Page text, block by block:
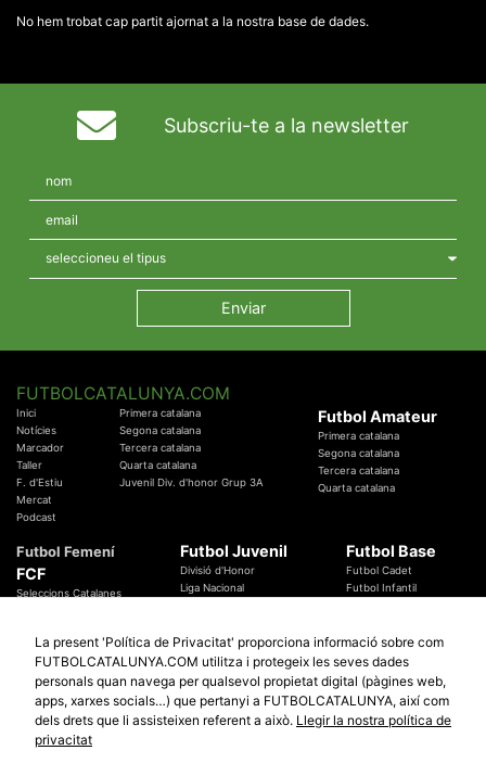
No hem trobat cap partit ajornat a la nostra base de dades.
Subscriu-te a la newsletter
FUTBOLCATALUNYA.COM
Inici
Notícies
Marcador
Taller
F. d'Estiu
Mercat
Podcast
Primera catalana
Segona catalana
Tercera catalana
Quarta catalana
Juvenil Div. d'honor Grup 3A
Futbol Amateur
Primera catalana
Segona catalana
Tercera catalana
Quarta catalana
Futbol Femení
FCF
Seleccions Catalanes
Temes Federatius
Futbol Juvenil
Divisió d'Honor
Liga Nacional
Futbol Base
Futbol Cadet
Futbol Infantil
Futbol Catalunya
Promocions
Sortejos
Participació
Especials
Copa Catalunya Absoluta 2019
Copa del Rei 2019 - 2020
La present 'Política de Privacitat' proporciona informació sobre com
FUTBOLCATALUNYA.COM utilitza i protegeix les seves dades
personals quan navega per qualsevol propietat digital (pàgines web,
apps, xarxes socials…) que pertanyi a FUTBOLCATALUNYA, així com
dels drets que li assisteixen referent a això. Llegir la nostra política de
privacitat